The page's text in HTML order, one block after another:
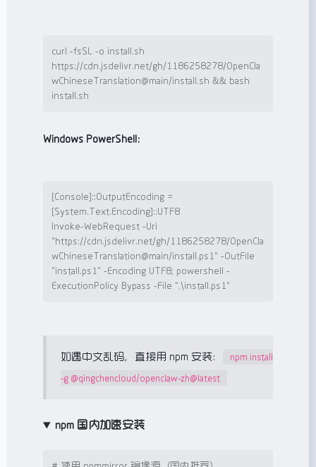
curl -fsSL -o install.sh
https://cdn.jsdelivr.net/gh/1186258278/OpenCla
wChineseTranslation@main/install.sh && bash
install.sh
Windows PowerShell：
[Console]::OutputEncoding =
[System.Text.Encoding
Invoke-WebRequest -
" https://cdn.jsdelivr.net/gh/1186258278/OpenCla
wChineseTranslation@main/install.ps1 " -
"install.ps1 " -Encoding UTF8; powershell -
ExecutionPolicy Bypass -File ".\install.ps1 "
如遇中文乱码，直接用 npm 安装： npm install
-g @qingchencloud/openclaw-zh@latest
npm 国内加速安装